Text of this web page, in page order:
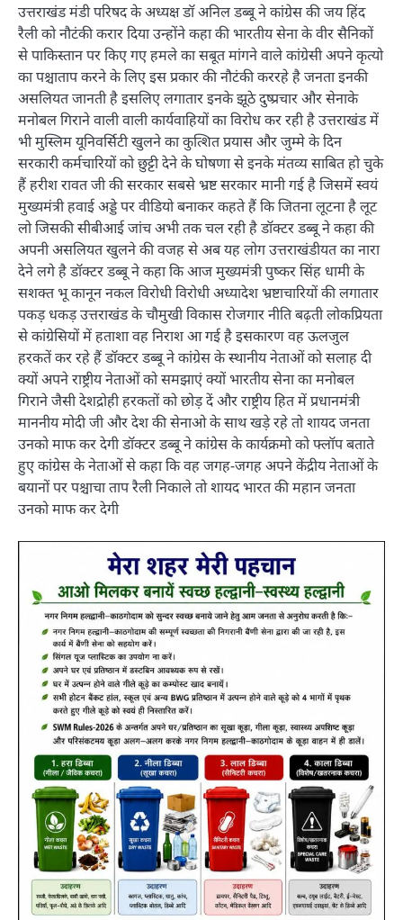
उत्तराखंड मंडी परिषद के अध्यक्ष डॉ अनिल डब्बू ने कांग्रेस की जय हिंद
रैली को नौटंकी करार दिया उन्होंने कहा की भारतीय सेना के वीर सैनिकों
से पाकिस्तान पर किए गए हमले का सबूत मांगने वाले कांग्रेसी अपने कृत्यो
का पश्चाताप करने के लिए इस प्रकार की नौटंकी कररहे है जनता इनकी
असलियत जानती है इसलिए लगातार इनके झूठे दुष्प्रचार और सेनाके
मनोबल गिराने वाली वाली कार्यवाहियों का विरोध कर रही है उत्तराखंड में
भी मुस्लिम यूनिवर्सिटी खुलने का कुत्शित प्रयास और जुम्मे के दिन
सरकारी कर्मचारियों को छुट्टी देने के घोषणा से इनके मंतव्य साबित हो चुके
हैं हरीश रावत जी की सरकार सबसे भ्रष्ट सरकार मानी गई है जिसमें स्वयं
मुख्यमंत्री हवाई अड्डे पर वीडियो बनाकर कहते हैं कि जितना लूटना है लूट
लो जिसकी सीबीआई जांच अभी तक चल रही है डॉक्टर डब्बू ने कहा की
अपनी असलियत खुलने की वजह से अब यह लोग उत्तराखंडीयत का नारा
देने लगे है डॉक्टर डब्बू ने कहा कि आज मुख्यमंत्री पुष्कर सिंह धामी के
सशक्त भू कानून नकल विरोधी विरोधी अध्यादेश भ्रष्टाचारियों की लगातार
पकड़ धकड़ उत्तराखंड के चौमुखी विकास रोजगार नीति बढ़ती लोकप्रियता
से कांग्रेसियों में हताशा वह निराश आ गई है इसकारण वह ऊलजुल
हरकतें कर रहे हैं डॉक्टर डब्बू ने कांग्रेस के स्थानीय नेताओं को सलाह दी
क्यों अपने राष्ट्रीय नेताओं को समझाएं क्यों भारतीय सेना का मनोबल
गिराने जैसी देशद्रोही हरकतों को छोड़ दें और राष्ट्रीय हित में प्रधानमंत्री
माननीय मोदी जी और देश की सेनाओ के साथ खड़े रहे तो शायद जनता
उनको माफ कर देगी डॉक्टर डब्बू ने कांग्रेस के कार्यक्रमो को फ्लॉप बताते
हुए कांग्रेस के नेताओं से कहा कि वह जगह-जगह अपने केंद्रीय नेताओं के
बयानों पर पश्चाचा ताप रैली निकाले तो शायद भारत की महान जनता
उनको माफ कर देगी